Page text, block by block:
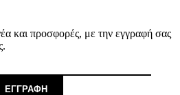
και προσφορές, με την εγγραφή σας
ΕΓΓΡΑΦΉ